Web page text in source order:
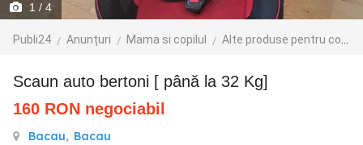
1 / 4
Publi24 Anunțuri Mama si copilul Alte produse pentru copii
scaun auto bertoni [ până la 32 Kg]
160 RON negociabil
Bacau, Bacau